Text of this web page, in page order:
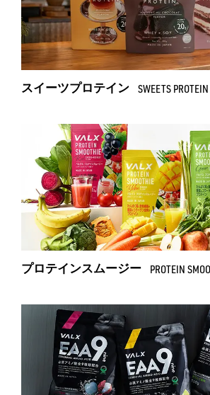
スイーツプロテイン SWEETS PROTEIN
プロテインスムージー PROTEIN